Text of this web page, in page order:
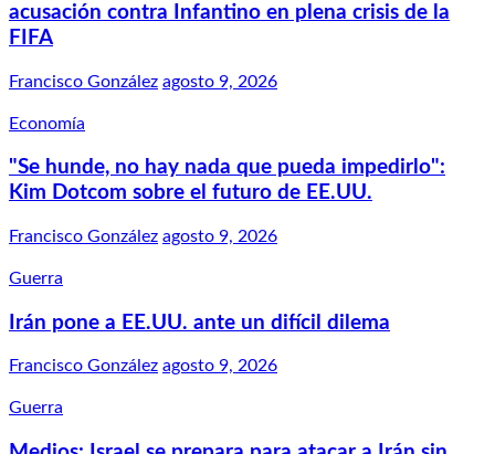
acusación contra Infantino en plena crisis de la
FIFA
Francisco González agosto 9, 2026
Economía
"Se hunde, no hay nada que pueda impedirlo":
Kim Dotcom sobre el futuro de EE.UU.
Francisco González agosto 9, 2026
Guerra
Irán pone a EE.UU. ante un difícil dilema
Francisco González agosto 9, 2026
Guerra